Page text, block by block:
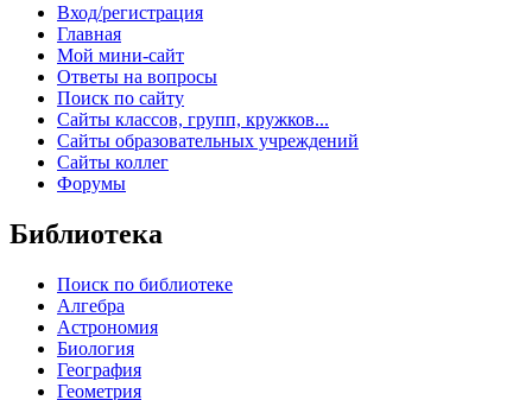
Вход/регистрация
Главная
Мой мини-сайт
Ответы на вопросы
Поиск по сайту
Сайты классов, групп, кружков...
Сайты образовательных учреждений
Сайты коллег
Форумы
Библиотека
Поиск по библиотеке
Алгебра
Астрономия
Биология
География
Геометрия